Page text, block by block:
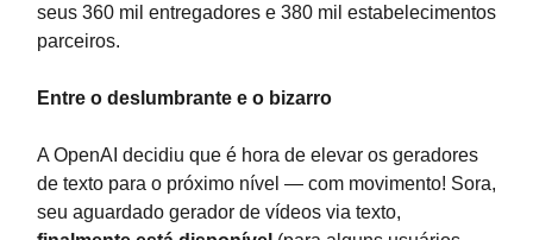
seus 360 mil entregadores e 380 mil estabelecimentos
parceiros.
Entre o deslumbrante e o bizarro
A OpenAI decidiu que é hora de elevar os geradores
de texto para o próximo nível — com movimento! Sora,
seu aguardado gerador de vídeos via texto,